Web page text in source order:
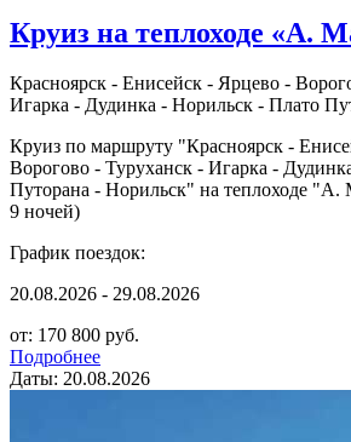
Круиз на теплоходе «А.
Красноярск - Енисейск - Ярцево -
Игарка - Дудинка - Норильск - Плато
Круиз по маршруту "Красноярск -
Ворогово - Туруханск - Игарка -
Путорана - Норильск" на теплоходе "А.
9 ночей)
График поездок:
20.08.2026 - 29.08.2026
от: 170 800 руб.
Подробнее
Даты: 20.08.2026